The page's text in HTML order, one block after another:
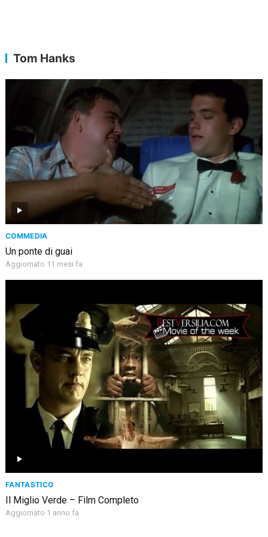
Tom Hanks
COMMEDIA
Un ponte di guai
Aggiornato 11 mesi fa
FANTASTICO
Il Miglio Verde – Film Completo
Aggiornato 1 anno fa